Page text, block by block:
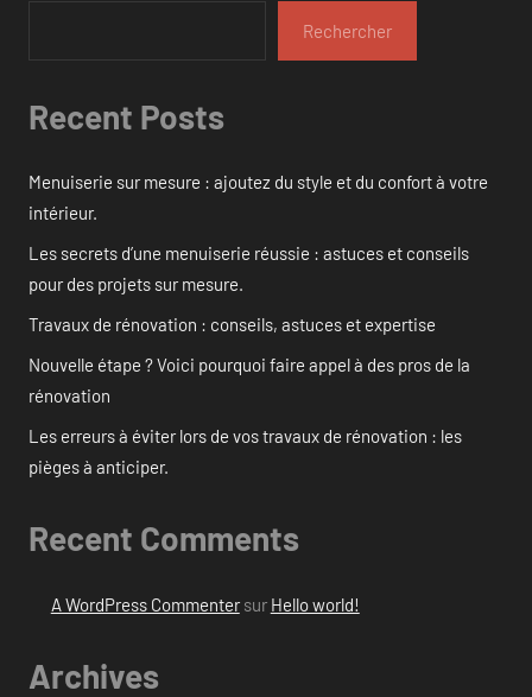
Rechercher
Recent Posts
Menuiserie sur mesure : ajoutez du style et du confort à votre
intérieur.
Les secrets d’une menuiserie réussie : astuces et conseils
pour des projets sur mesure.
Travaux de rénovation : conseils, astuces et expertise
Nouvelle étape ? Voici pourquoi faire appel à des pros de la
rénovation
Les erreurs à éviter lors de vos travaux de rénovation : les
pièges à anticiper.
Recent Comments
A WordPress Commentersur Hello world!
Archives